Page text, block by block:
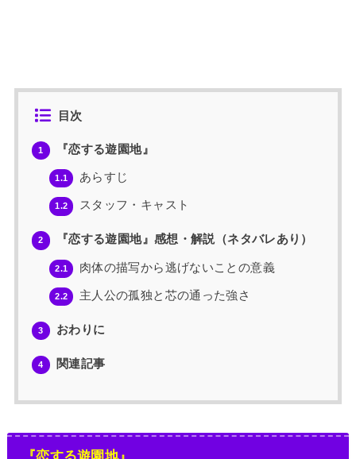
目次
1 『恋する遊園地』
1.1 あらすじ
1.2 スタッフ・キャスト
2 『恋する遊園地』感想・解説（ネタバレあり）
2.1 肉体の描写から逃げないことの意義
2.2 主人公の孤独と芯の通った強さ
3 おわりに
4 関連記事